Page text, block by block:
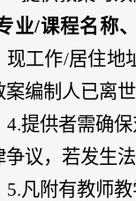
业/课程名称
现工作/居住地
案编制人已离
4.提供者需确
争议，若发生
5.凡附有教师